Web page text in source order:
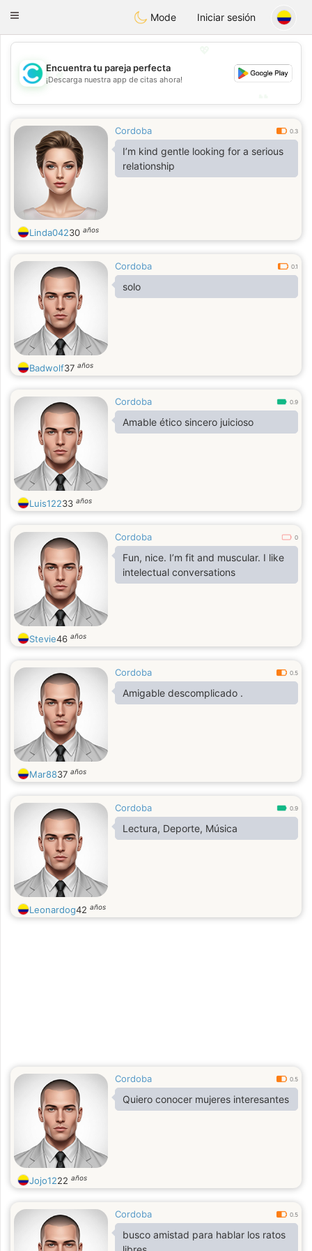
olombiaCitas
Toggle
Mode Iniciar sesión
💖
💕
Encuentra tu pareja perfecta
¡Descarga nuestra app de citas ahora!
Cordoba 0.3
I’m kind gentle looking for a serious
relationship
Linda04230 años
Cordoba 0.1
solo
Badwolf37 años
Cordoba 0.9
Amable ético sincero juicioso
Luis12233 años
Cordoba 0
Fun, nice. I’m fit and muscular. I like
intelectual conversations
Stevie46 años
Cordoba 0.5
Amigable descomplicado .
Mar8837 años
Cordoba 0.9
Lectura, Deporte, Música
Leonardog42 años
Cordoba 0.5
Quiero conocer mujeres interesantes
Jojo1222 años
Cordoba 0.5
busco amistad para hablar los ratos